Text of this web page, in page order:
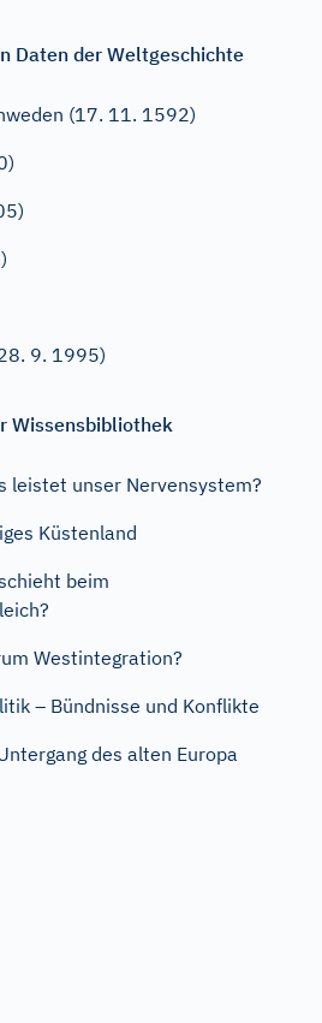
Daten der Weltgeschichte
(17. 11. 1592)
9. 1995)
Wissensbibliothek
leistet unser Nervensystem?
Küstenland
beim
Westintegration?
– Bündnisse und Konflikte
des alten Europa